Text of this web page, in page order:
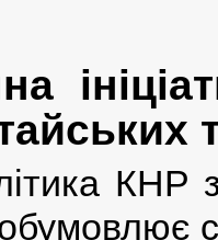
КНР з